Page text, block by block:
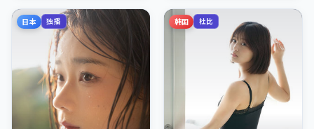
日本 独播 韩国 杜比